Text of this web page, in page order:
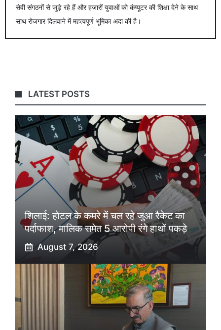
सेवी संगठनों से जुड़े रहे हैं और हजारों युवाओं को कंप्यूटर की शिक्षा देने के साथ
साथ रोजगार दिलवाने में महत्वपूर्ण भूमिका अदा की है।
LATEST POSTS
शिलाई: होटल के कमरे में चल रहे जुआ रैकेट का
पर्दाफाश, मालिक समेत 5 आरोपी रंगे हाथों पकड़े
August 7, 2026